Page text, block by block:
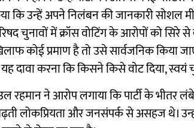
कि उन्हें अपने निलंबन की जानकारी सोशल
चुनावों में क्रॉस वोटिंग के आरोपों को सिरे
कोई प्रमाण है तो उसे सार्वजनिक किया
दावा करना कि किसने किसे वोट दिया, स्वयं
रहमान ने आरोप लगाया कि पार्टी के भीतर
लोकप्रियता और जनसंपर्क से असहज थे।